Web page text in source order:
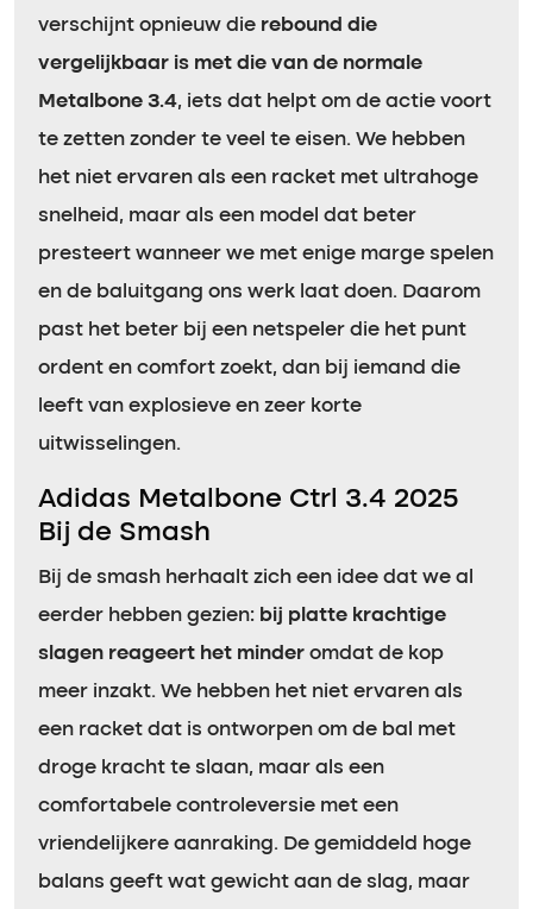
verschijnt opnieuw die rebound die
vergelijkbaar is met die van de normale
Metalbone 3.4, iets dat helpt om de actie voort
te zetten zonder te veel te eisen. We hebben
het niet ervaren als een racket met ultrahoge
snelheid, maar als een model dat beter
presteert wanneer we met enige marge spelen
en de baluitgang ons werk laat doen. Daarom
past het beter bij een netspeler die het punt
ordent en comfort zoekt, dan bij iemand die
leeft van explosieve en zeer korte
uitwisselingen.
Adidas Metalbone Ctrl 3.4 2025
Bij de Smash
Bij de smash herhaalt zich een idee dat we al
eerder hebben gezien: bij platte krachtige
slagen reageert het minder omdat de kop
meer inzakt. We hebben het niet ervaren als
een racket dat is ontworpen om de bal met
droge kracht te slaan, maar als een
comfortabele controleversie met een
vriendelijkere aanraking. De gemiddeld hoge
balans geeft wat gewicht aan de slag, maar